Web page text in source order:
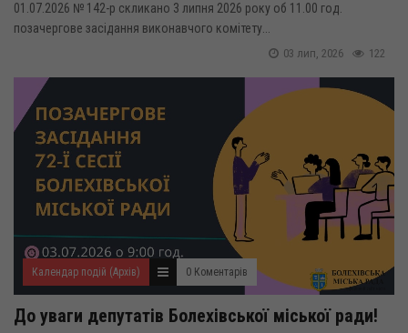
01.07.2026 № 142-р скликано 3 липня 2026 року об 11.00 год.
позачергове засідання виконавчого комітету...
122
03 лип, 2026
Календар подій (Архів) 0 Коментарів
До уваги депутатів Болехівської міської ради!